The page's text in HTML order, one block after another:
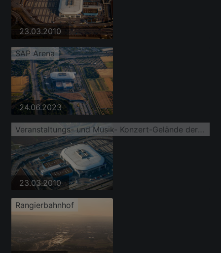
23.03.2010
SAP Arena
24.06.2023
Veranstaltungs- und Musik- Konzert-Gelände der SAP Arena
23.03.2010
Rangierbahnhof